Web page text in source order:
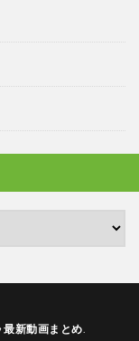
最新動画まとめ